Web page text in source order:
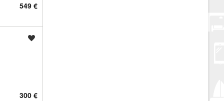
549 €
300 €